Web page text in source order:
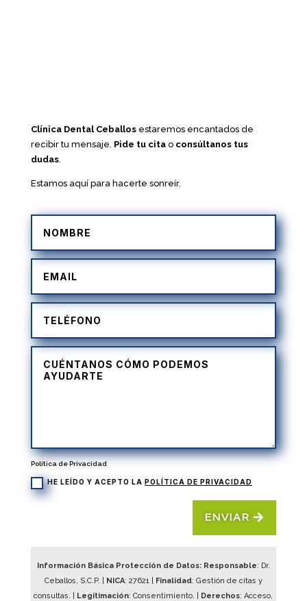
Clínica Dental Ceballosestaremos encantados de
recibir tu mensaje. Pide tu citao consúltanos tus
dudas.
Estamos aquí para hacerte sonreír.
Política de Privacidad
HE LEÍDO Y ACEPTO LA POLÍTICA DE PRIVACIDAD
ENVIAR
Información Básica Protección de Datos: Responsable: Dr.
Ceballos, S.C.P. |
NICA: 27621| Finalidad: Gestión de citas y
consultas. |
Legitimación: Consentimiento. | Derechos: Acceso,